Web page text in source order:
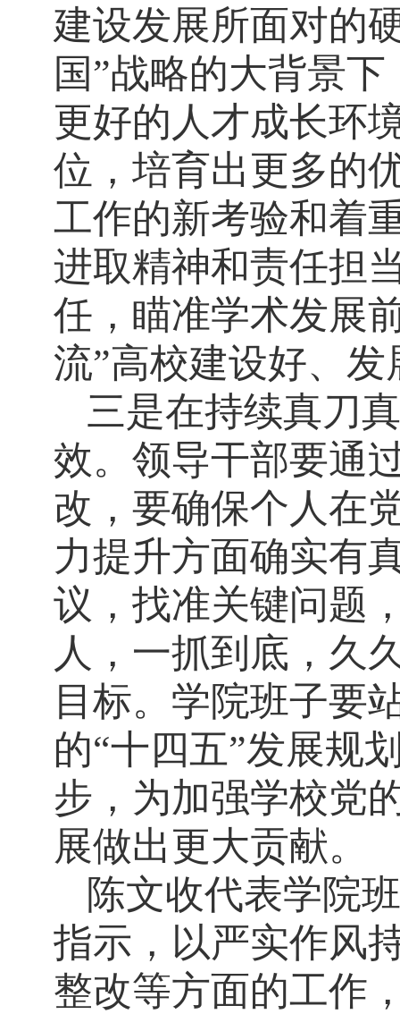
建设发展所面对的
国”战略的大背景
更好的人才成长环
位，培育出更多的
工作的新考验和着
进取精神和责任担
任，瞄准学术发展
流”高校建设好、发
三是在持续真刀
效。领导干部要通
改，要确保个人在
力提升方面确实有
议，找准关键问题
人，一抓到底，久
目标。学院班子要
的“十四五”发展规
步，为加强学校党
展做出更大贡献。
陈文收代表学院
指示，以严实作风
整改等方面的工作